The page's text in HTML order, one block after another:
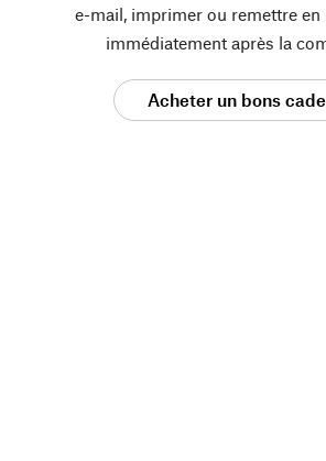
e-mail, imprimer ou remettre en
immédiatement après la
Acheter un bons